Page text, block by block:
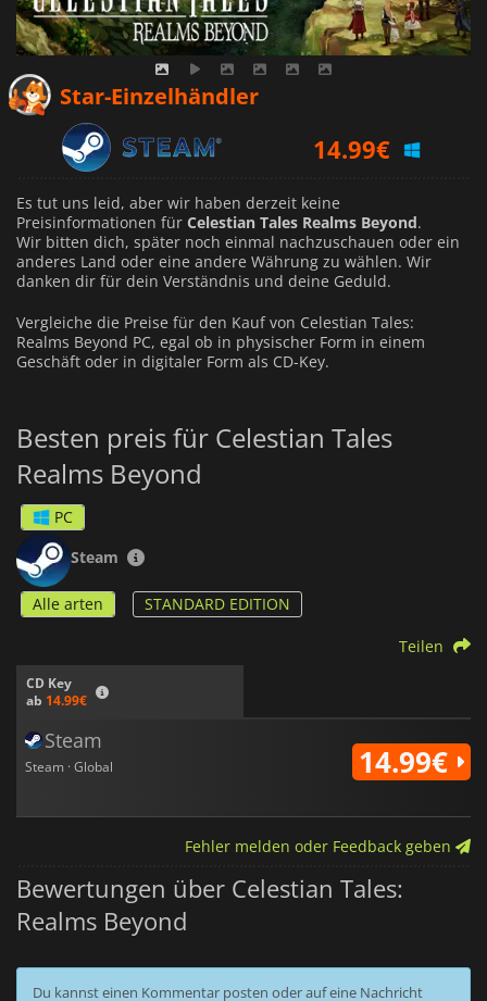
Star-Einzelhändler
14.99€
Es tut uns leid, aber wir haben derzeit keine
Preisinformationen für Celestian Tales Realms Beyond.
Wir bitten dich, später noch einmal nachzuschauen oder ein
anderes Land oder eine andere Währung zu wählen. Wir
danken dir für dein Verständnis und deine Geduld.
Vergleiche die Preise für den Kauf von Celestian Tales:
Realms Beyond PC, egal ob in physischer Form in einem
Geschäft oder in digitaler Form als CD-Key.
Besten preis für Celestian Tales
Realms Beyond
PC
Steam
Alle arten STANDARD EDITION
CD Key
ab 14.99€
Teilen
Steam
Steam · Global 14.99€
Fehler melden oder Feedback geben
Bewertungen über Celestian Tales:
Realms Beyond
Du kannst einen Kommentar posten oder auf eine Nachricht